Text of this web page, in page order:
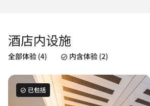
酒店内设施
全部体验 (4) 内含体验 (2)
已包括